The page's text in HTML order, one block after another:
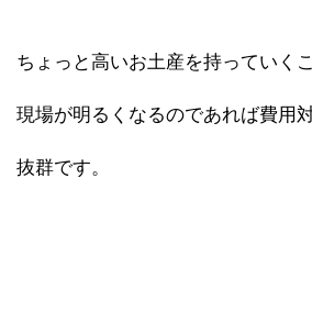
ちょっと高いお土産を持っていく
現場が明るくなるのであれば費用
抜群です。